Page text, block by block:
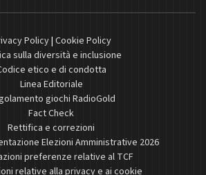
Policy| Cookie Policy
sulla diversità e inclusione
etico e di condotta
Linea Editoriale
giochi RadioGold
Fact Check
Rettifica e correzioni
Elezioni Amministrative 2026
preferenze relative al TCF
relative alla privacy e ai cookie